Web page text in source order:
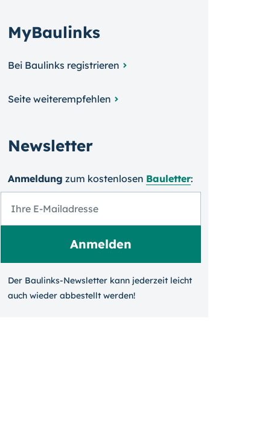
MyBaulinks
Bei Baulinks registrieren
Seite weiterempfehlen
Newsletter
Anmeldung zum kosten­losen Bauletter:
Der Baulinks-Newsletter kann jeder­zeit leicht
auch wieder ab­bestellt werden!